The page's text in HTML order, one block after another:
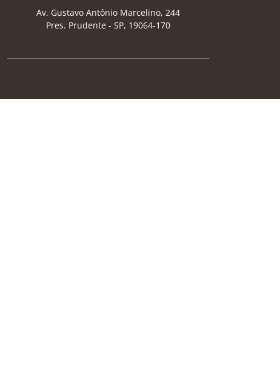
Av. Gustavo Antônio Marcelino, 244
Pres. Prudente - SP, 19064-170